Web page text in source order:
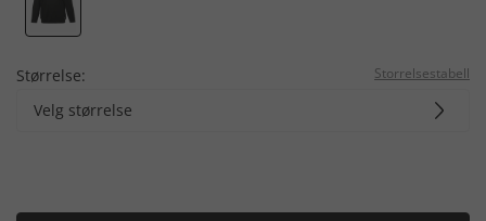
Størrelse: Storrelsestabell
Velg størrelse